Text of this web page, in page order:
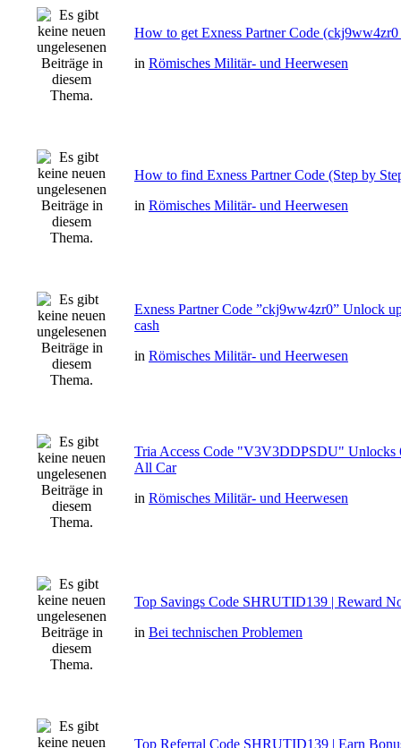
How to get Exness Partner Code
in Römisches Militär- und Heerwesen
How to find Exness Partner Code (Step by
in Römisches Militär- und Heerwesen
Exness Partner Code ”ckj9ww4zr0” Unlock
cash
in Römisches Militär- und Heerwesen
Tria Access Code "V3V3DDPSDU" Unlocks
All Car
in Römisches Militär- und Heerwesen
Top Savings Code SHRUTID139 | Reward
in Bei technischen Problemen
Top Referral Code SHRUTID139 | Earn